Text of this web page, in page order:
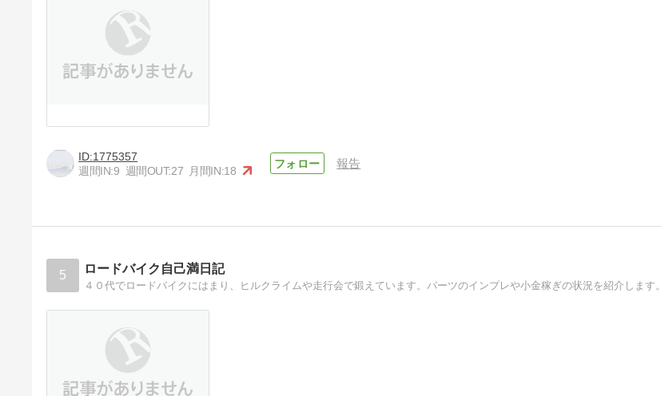
1775357
週間IN:9 週間OUT:27 月間IN:18
報告
5 ロードバイク自己満日記
４０代でロードバイクにはまり、ヒルクライムや走行会で鍛えています。パーツのインプレや小金稼ぎの状況を紹介します。